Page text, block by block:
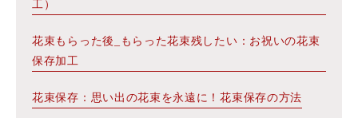
工）
花束もらった後_もらった花束残したい：お祝いの花束
保存加工
花束保存：思い出の花束を永遠に！花束保存の方法